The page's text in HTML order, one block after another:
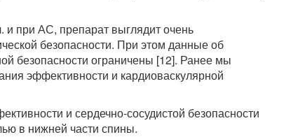
и при АС, препарат выглядит очень
безопасности. При этом данные об
безопасности ограничены [12]. Ранее мы
эффективности и кардиоваскулярной
и сердечно-сосудистой безопасности
в нижней части спины.